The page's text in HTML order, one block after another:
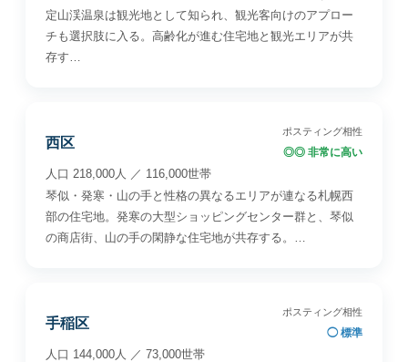
定山渓温泉は観光地として知られ、観光客向けのアプロー
チも選択肢に入る。高齢化が進む住宅地と観光エリアが共
存す…
西区
ポスティング相性
◎◎ 非常に高い
人口 218,000人 ／ 116,000世帯
琴似・発寒・山の手と性格の異なるエリアが連なる札幌西
部の住宅地。発寒の大型ショッピングセンター群と、琴似
の商店街、山の手の閑静な住宅地が共存する。…
手稲区
ポスティング相性
◯ 標準
人口 144,000人 ／ 73,000世帯